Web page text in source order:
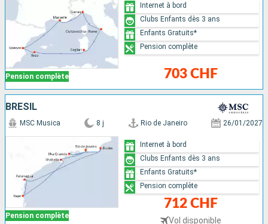
Pension complète 703 CHF
Internet à bord
Clubs Enfants dès 3 ans
Enfants Gratuits*
Pension complète
BRÉSIL
Pension complète
MSC Musica 8 j Rio de Janeiro 26/01/2027
712 CHF
Vol disponible
Internet à bord
Clubs Enfants dès 3 ans
Enfants Gratuits*
Pension complète